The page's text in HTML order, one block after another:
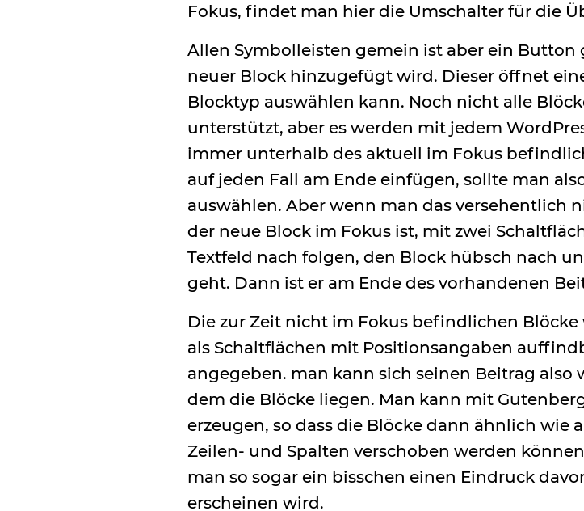
Fokus, findet man hier die Umschalter für die
Allen Symbolleisten gemein ist aber ein Button
neuer Block hinzugefügt wird. Dieser öffnet
Blocktyp auswählen kann. Noch nicht alle
unterstützt, aber es werden mit jedem
immer unterhalb des aktuell im Fokus
auf jeden Fall am Ende einfügen, sollte man
auswählen. Aber wenn man das versehentlich
der neue Block im Fokus ist, mit zwei
Textfeld nach folgen, den Block hübsch nach
geht. Dann ist er am Ende des vorhandenen
Die zur Zeit nicht im Fokus befindlichen
als Schaltflächen mit Positionsangaben
angegeben. man kann sich seinen Beitrag also
dem die Blöcke liegen. Man kann mit
erzeugen, so dass die Blöcke dann ähnlich
Zeilen- und Spalten verschoben werden
man so sogar ein bisschen einen Eindruck
erscheinen wird.